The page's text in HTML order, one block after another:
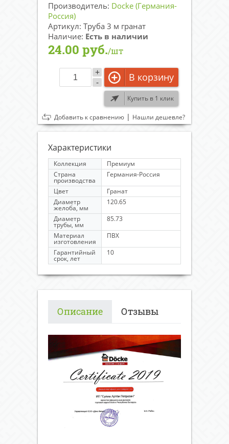
Производитель: Docke (Германия-
Россия)
Артикул: Труба 3 м гранат
Наличие: Есть в наличии
24.00 руб./шт
-
+ В корзину
Купить в 1 клик
Добавить к сравнению | Нашли дешевле?
Характеристики
Коллекция
Премиум
Страна
производства
Германия-Россия
Цвет
Гранат
Диаметр
желоба, мм
120.65
Диаметр
трубы, мм
85.73
Материал
изготовления
ПВХ
Гарантийный
срок, лет
10
Описание Отзывы